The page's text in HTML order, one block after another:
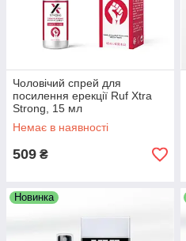
Чоловічий спрей для
посилення ерекції Ruf Xtra
Strong, 15 мл
Немає в наявності
509 ₴
Новинка